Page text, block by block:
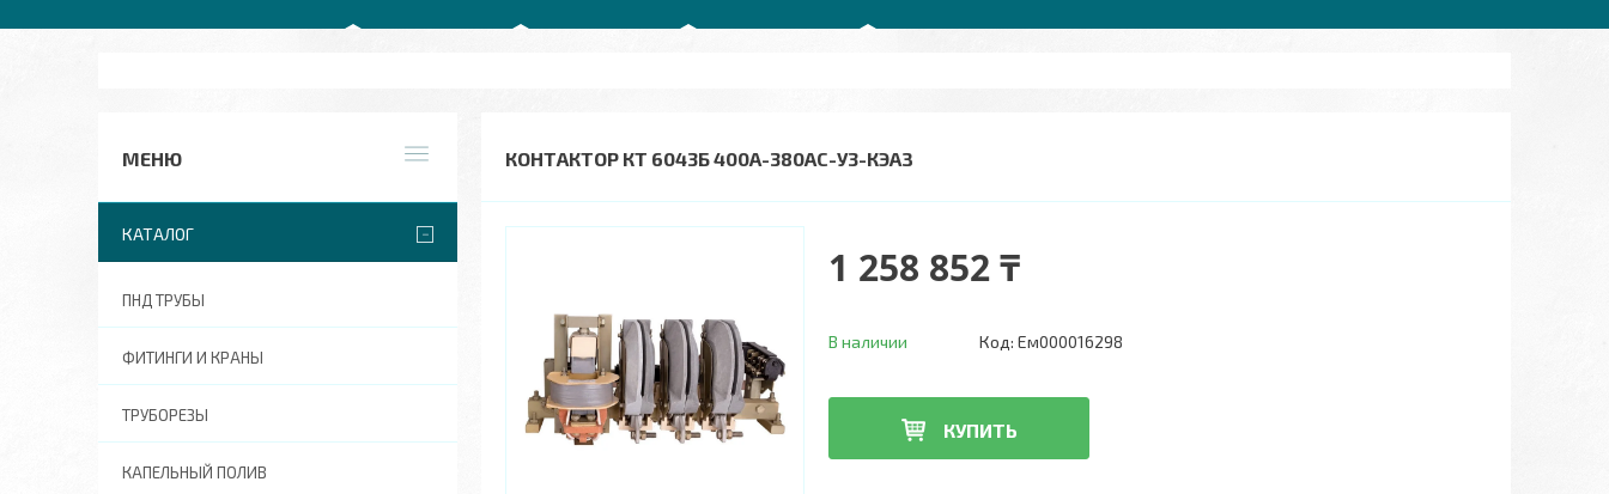
КОНТАКТОР КТ 6043Б 400А-380АС-У3-КЭАЗ
1 258 852 ₸
В наличии Код: Ем000016298
КУПИТЬ
КАТАЛОГ
ПНД ТРУБЫ
ФИТИНГИ И КРАНЫ
ТРУБОРЕЗЫ
КАПЕЛЬНЫЙ ПОЛИВ